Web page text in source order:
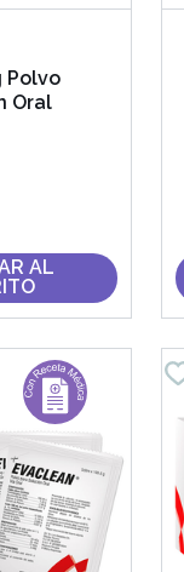
Polvo
Oral
AL